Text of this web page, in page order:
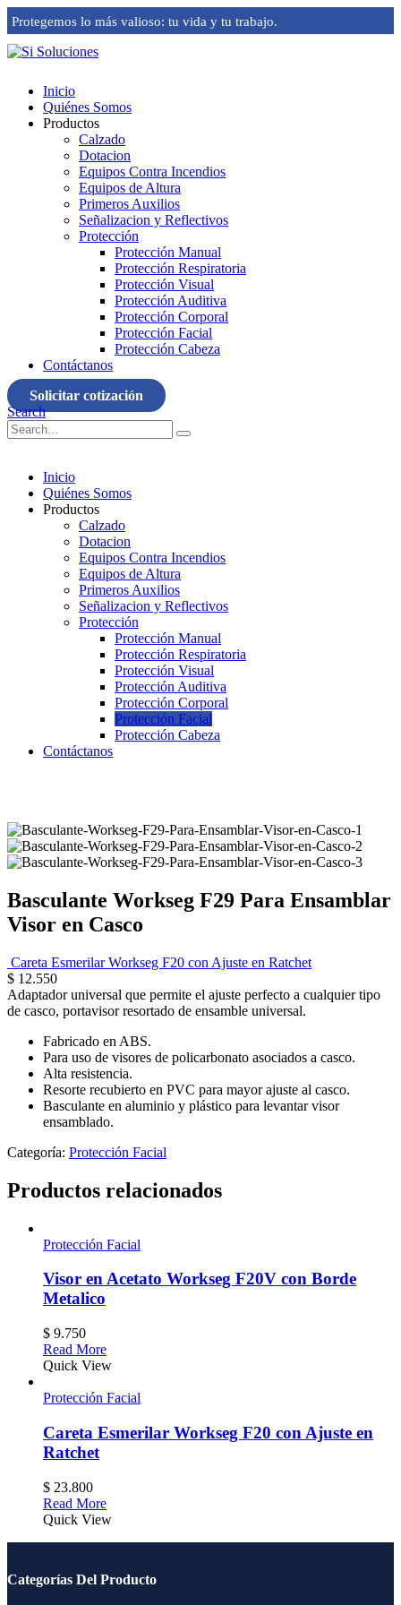
Protegemos lo más valioso: tu vida y tu trabajo.
Inicio
Quiénes Somos
Productos
Calzado
Dotacion
Equipos Contra Incendios
Equipos de Altura
Primeros Auxilios
Señalizacion y Reflectivos
Protección
Protección Manual
Protección Respiratoria
Protección Visual
Protección Auditiva
Protección Corporal
Protección Facial
Protección Cabeza
Contáctanos
Solicitar cotización
Search
Inicio
Quiénes Somos
Productos
Calzado
Dotacion
Equipos Contra Incendios
Equipos de Altura
Primeros Auxilios
Señalizacion y Reflectivos
Protección
Protección Manual
Protección Respiratoria
Protección Visual
Protección Auditiva
Protección Corporal
Protección Facial
Protección Cabeza
Contáctanos
Basculante Workseg F29 Para Ensamblar
Visor en Casco
Careta Esmerilar Workseg F20 con Ajuste en Ratchet
$ 12.550
Adaptador universal que permite el ajuste perfecto a cualquier tipo
de casco, portavisor resortado de ensamble universal.
Fabricado en ABS.
Para uso de visores de policarbonato asociados a casco.
Alta resistencia.
Resorte recubierto en PVC para mayor ajuste al casco.
Basculante en aluminio y plástico para levantar visor
ensamblado.
Categoría: Protección Facial
Productos relacionados
Protección Facial
Visor en Acetato Workseg F20V con Borde
Metalico
$ 9.750
Read More
Quick View
Protección Facial
Careta Esmerilar Workseg F20 con Ajuste en
Ratchet
$ 23.800
Read More
Quick View
Categorías Del Producto